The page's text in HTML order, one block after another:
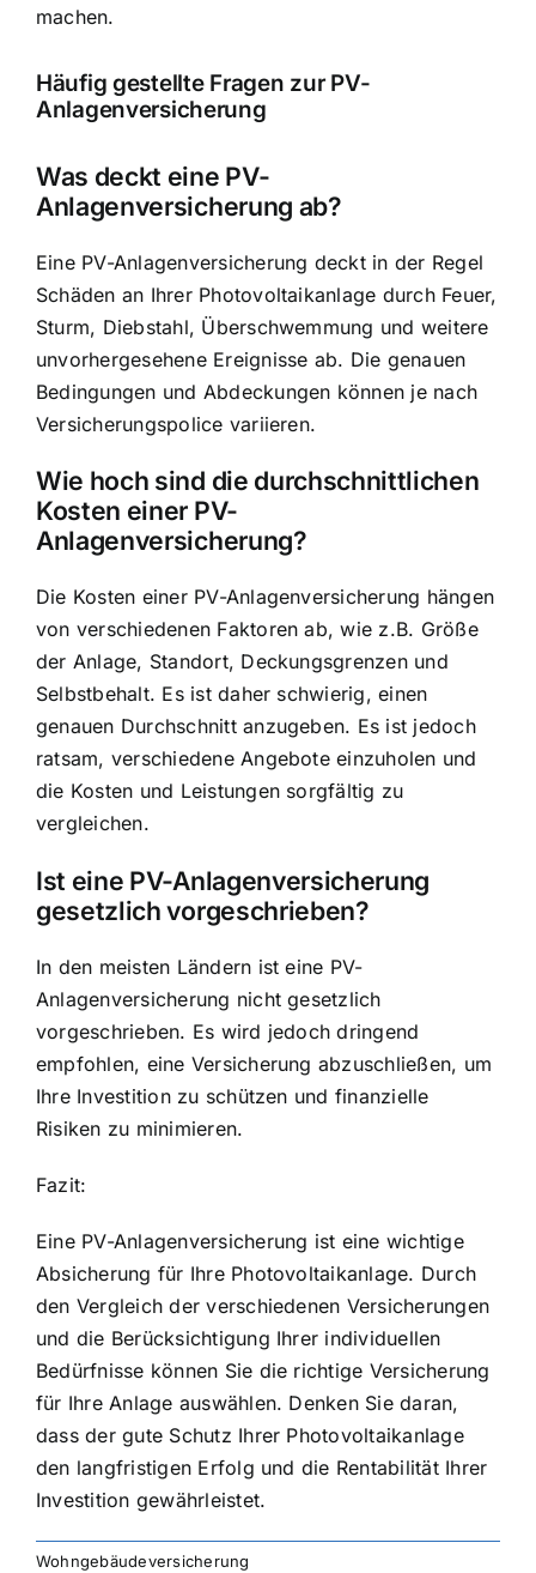
machen.
Häufig gestellte Fragen zur PV-
Anlagenversicherung
Was deckt eine PV-
Anlagenversicherung ab?
Eine PV-Anlagenversicherung deckt in der Regel
Schäden an Ihrer Photovoltaikanlage durch Feuer,
Sturm, Diebstahl, Überschwemmung und weitere
unvorhergesehene Ereignisse ab. Die genauen
Bedingungen und Abdeckungen können je nach
Versicherungspolice variieren.
Wie hoch sind die durchschnittlichen
Kosten einer PV-
Anlagenversicherung?
Die Kosten einer PV-Anlagenversicherung hängen
von verschiedenen Faktoren ab, wie z.B. Größe
der Anlage, Standort, Deckungsgrenzen und
Selbstbehalt. Es ist daher schwierig, einen
genauen Durchschnitt anzugeben. Es ist jedoch
ratsam, verschiedene Angebote einzuholen und
die Kosten und Leistungen sorgfältig zu
vergleichen.
Ist eine PV-Anlagenversicherung
gesetzlich vorgeschrieben?
In den meisten Ländern ist eine PV-
Anlagenversicherung nicht gesetzlich
vorgeschrieben. Es wird jedoch dringend
empfohlen, eine Versicherung abzuschließen, um
Ihre Investition zu schützen und finanzielle
Risiken zu minimieren.
Fazit:
Eine PV-Anlagenversicherung ist eine wichtige
Absicherung für Ihre Photovoltaikanlage. Durch
den Vergleich der verschiedenen Versicherungen
und die Berücksichtigung Ihrer individuellen
Bedürfnisse können Sie die richtige Versicherung
für Ihre Anlage auswählen. Denken Sie daran,
dass der gute Schutz Ihrer Photovoltaikanlage
den langfristigen Erfolg und die Rentabilität Ihrer
Investition gewährleistet.
Wohngebäudeversicherung